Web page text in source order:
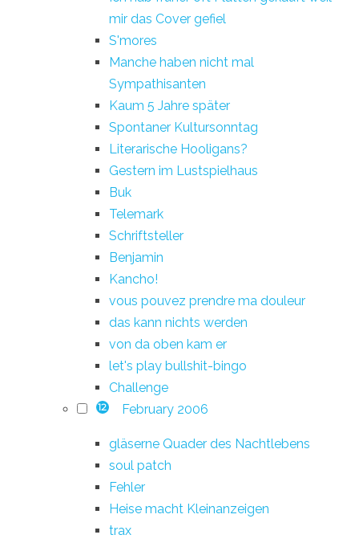
mir das Cover gefiel
S'mores
Manche haben nicht mal
Sympathisanten
Kaum 5 Jahre später
Spontaner Kultursonntag
Literarische Hooligans?
Gestern im Lustspielhaus
Buk
Telemark
Schriftsteller
Benjamin
Kancho!
vous pouvez prendre ma douleur
das kann nichts werden
von da oben kam er
let's play bullshit-bingo
Challenge
12 February 2006
gläserne Quader des Nachtlebens
soul patch
Fehler
Heise macht Kleinanzeigen
trax